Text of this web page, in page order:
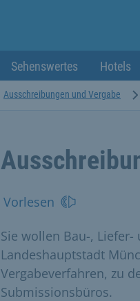
Sehenswertes Hotels
Ausschreibungen und Vergabe
Vorlesen
Sie wollen Bau-,
Landeshauptstadt
Vergabeverfahren, zu
Submissionsbüros.